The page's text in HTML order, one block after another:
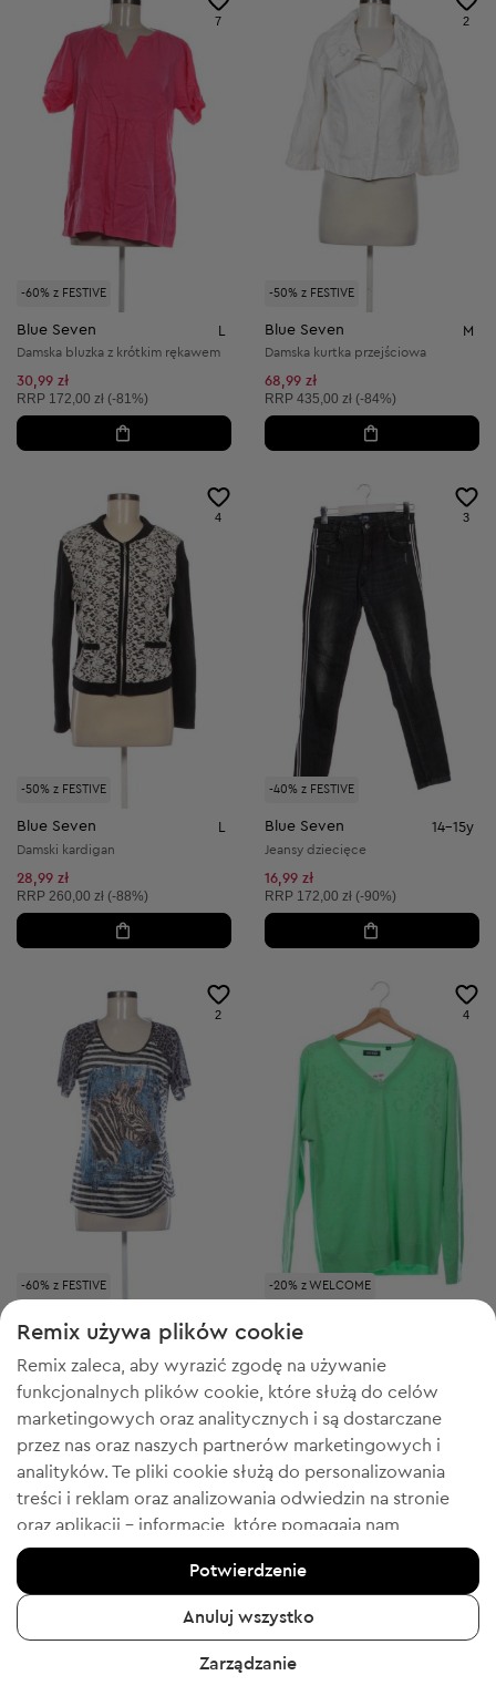
-60% z FESTIVE
7
Blue Seven L
Damska bluzka z krótkim rękawem
30,99 zł
Cena sugerowana:
RRP 172,00 zł (-81%)
-50% z FESTIVE
2
Blue Seven M
Damska kurtka przejściowa
68,99 zł
Cena sugerowana:
RRP 435,00 zł (-84%)
-50% z FESTIVE
4
Blue Seven L
Damski kardigan
28,99 zł
Cena sugerowana:
RRP 260,00 zł (-88%)
-40% z FESTIVE
3
Blue Seven 14-15y
Jeansy dziecięce
16,99 zł
Cena sugerowana:
RRP 172,00 zł (-90%)
-60% z FESTIVE
2
Blue Seven
Damska bluzka z krótkim rękawem
11,99 zł
Cena sugerowana:
RRP172,00 zł (-93%)
-20% z WELCOME
4
Blue Seven
36,11 zł
Cena sugerowana:
RRP260,00 zł (-86%)
Remix używa plików cookie
Remix zaleca, aby wyrazić zgodę na używanie
funkcjonalnych plików cookie, które służą do celów
marketingowych oraz analitycznych i są dostarczane
przez nas oraz naszych partnerów marketingowych i
analityków. Te pliki cookie służą do personalizowania
treści i reklam oraz analizowania odwiedzin na stronie
oraz aplikacji - informacje, które pomagają nam
pokazywać Tobie produkty, które Tobie się spodobają.
Jeśli się zgadzasz, potwierdź, klikając przycisk „Tak,
zgadzam się”.
Aby uzyskać więcej informacji, kliknij „Chcę uzyskać
więcej informacji” lub przejdź do „Polityki prywatności i
Potwierdzenie
Anuluj wszystko
Zarządzanie